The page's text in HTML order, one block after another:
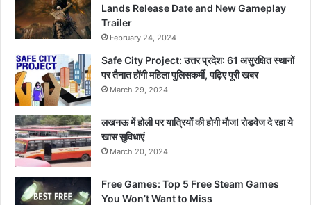
Lands Release Date and New Gameplay
Trailer
February 24, 2024
Safe City Project: उत्तर प्रदेश: 61 असुरक्षित स्थानों
पर तैनात होंगी महिला पुलिसकर्मी, पढ़िए पूरी खबर
March 29, 2024
लखनऊ में होली पर यात्रियों की होगी मौज! रोडवेज दे रहा ये
खास सुविधाएं
March 20, 2024
Free Games: Top 5 Free Steam Games
You Won’t Want to Miss